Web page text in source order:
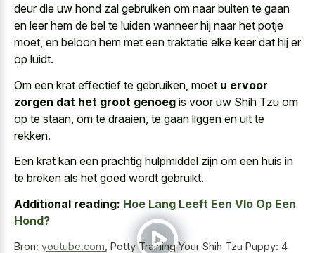
deur die uw hond zal gebruiken om naar buiten te gaan
en leer hem de bel te luiden wanneer hij naar het potje
moet, en beloon hem met een traktatie elke keer dat hij er
op luidt.
Om een krat effectief te gebruiken, moet u ervoor
zorgen dat het groot genoeg is voor uw Shih Tzu om
op te staan, om te draaien, te gaan liggen en uit te
rekken.
Een krat kan een prachtig hulpmiddel zijn om een huis in
te breken als het goed wordt gebruikt.
Additional reading: Hoe Lang Leeft Een Vlo Op Een
Hond?
Bron: youtube.com Potty Training Your Shih Tzu Puppy: 4